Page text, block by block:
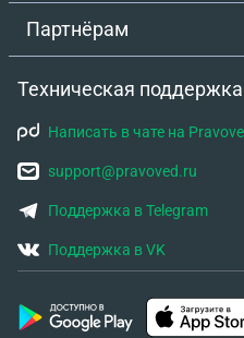
Партнёрам
Техническая поддержка
Написать в чате на
support@pravoved.ru
Поддержка в Telegram
Поддержка в VK